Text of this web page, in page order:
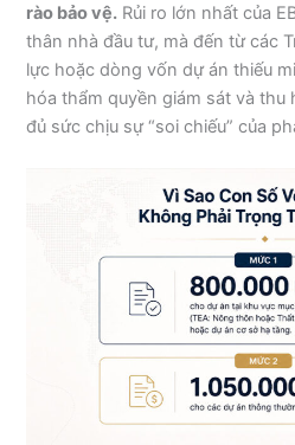
rào bảo vệ. Rủi ro lớn nhất của
thân nhà đầu tư, mà đến từ các
lực hoặc dòng vốn dự án thiếu
hóa thẩm quyền giám sát và
đủ sức chịu sự “soi chiếu” của